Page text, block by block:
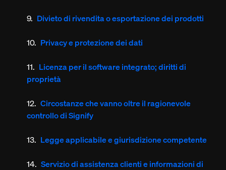
Divieto di rivendita o esportazione dei prodotti
Privacy e protezione dei dati
Licenza per il software integrato; diritti di
proprietà
Circostanze che vanno oltre il ragionevole
controllo di Signify
Legge applicabile e giurisdizione competente
Servizio di assistenza clienti e informazioni di